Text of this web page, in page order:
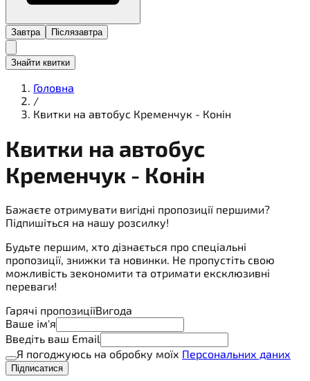
Завтра Післязавтра
Знайти квитки
Головна
/
Квитки на автобус Кременчук - Конін
Квитки на автобус
Кременчук - Конін
Бажаєте отримувати вигідні пропозиції першими?
Підпишіться на нашу розсилку!
Будьте першим, хто дізнається про спеціальні
пропозиції, знижки та новинки. Не пропустіть свою
можливість зекономити та отримати ексклюзивні
переваги!
Гарячі пропозиціїВигода
Ваше ім'я
Введіть ваш Email
Я погоджуюсь на обробку моїх Персональних даних
Підписатися